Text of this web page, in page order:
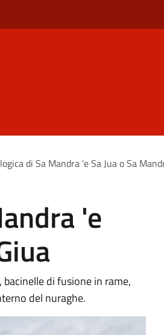
di Sa Mandra 'e Sa Jua o Sa
'e
di fusione in rame,
del nuraghe.